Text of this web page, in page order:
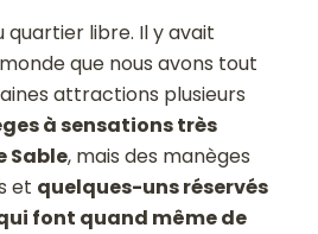
quartier libre. Il y avait
que nous avons tout
attractions plusieurs
à sensations très
Sable, mais des manèges
et quelques-uns réservés
font quand même de